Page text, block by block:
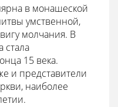
в монашеской
умственной,
молчания. В
стала
15 века.
и представители
наиболее